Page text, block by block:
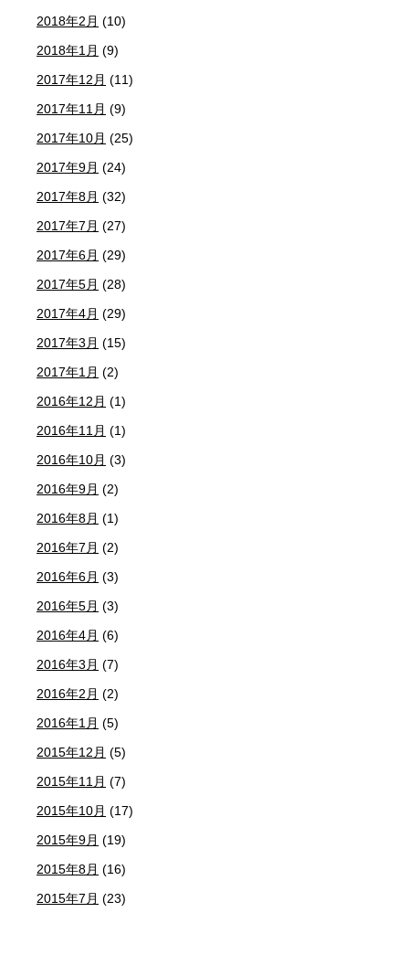
2018年2月 (10)
2018年1月 (9)
2017年12月 (11)
2017年11月 (9)
2017年10月 (25)
2017年9月 (24)
2017年8月 (32)
2017年7月 (27)
2017年6月 (29)
2017年5月 (28)
2017年4月 (29)
2017年3月 (15)
2017年1月 (2)
2016年12月 (1)
2016年11月 (1)
2016年10月 (3)
2016年9月 (2)
2016年8月 (1)
2016年7月 (2)
2016年6月 (3)
2016年5月 (3)
2016年4月 (6)
2016年3月 (7)
2016年2月 (2)
2016年1月 (5)
2015年12月 (5)
2015年11月 (7)
2015年10月 (17)
2015年9月 (19)
2015年8月 (16)
2015年7月 (23)